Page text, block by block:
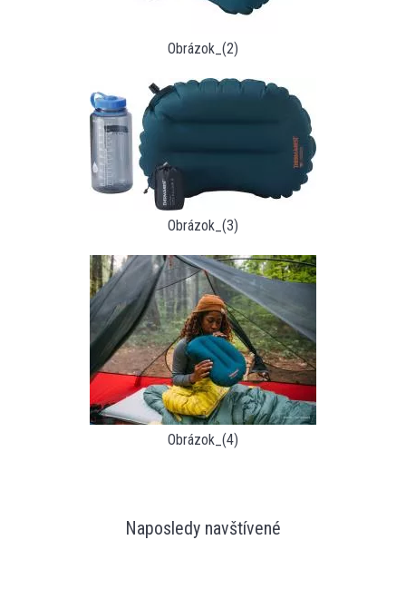
Obrázok_(2)
Obrázok_(3)
Obrázok_(4)
Naposledy navštívené